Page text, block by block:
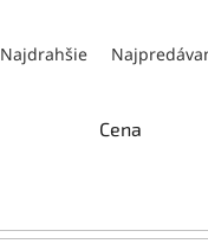
Najdrahšie
Cena